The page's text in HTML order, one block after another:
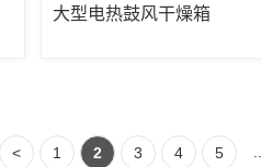
大型电热鼓风干燥箱
< 1 2 3 4 5